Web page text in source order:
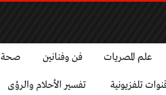
علم المصريات فن وفنانين صحة
تلفزيونية تفسير الأحلام والرؤى